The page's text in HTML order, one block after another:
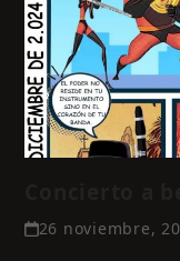
26 noviembre,